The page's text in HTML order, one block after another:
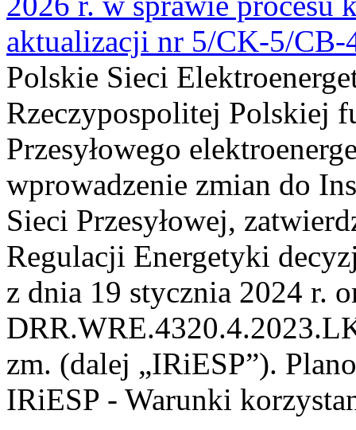
aktualizacji nr 5/CK-5/CB-
Polskie Sieci
Rzeczypospolitej Polskiej
Przesyłowego
wprowadzenie zmian do
Sieci Przesyłowej,
Regulacji Energetyki
z dnia 19 stycznia 2024 r.
zm. (dalej „IRiESP”).
IRiESP - Warunki